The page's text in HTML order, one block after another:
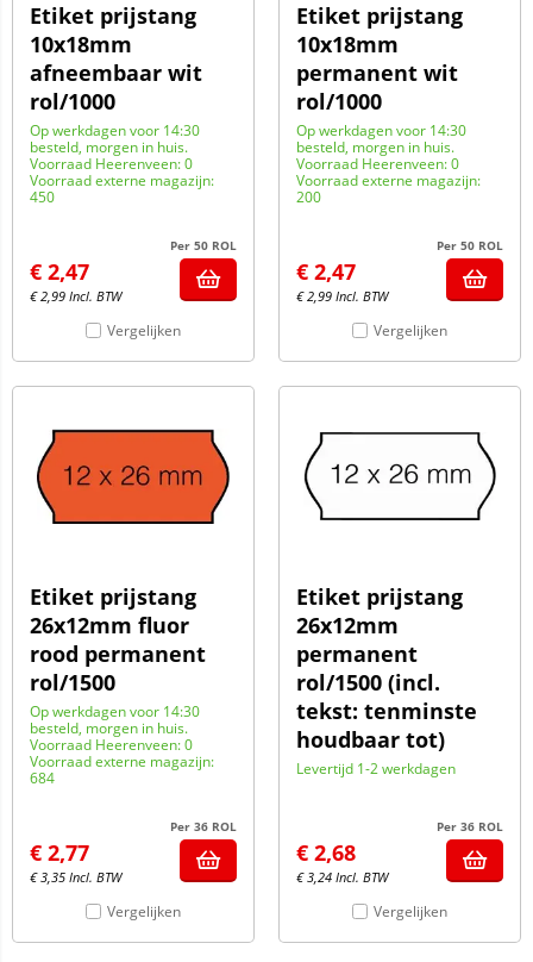
Etiket prijstang
10x18mm
afneembaar wit
rol/1000
Op werkdagen voor 14:30
besteld, morgen in huis.
Voorraad Heerenveen: 0
Voorraad externe magazijn:
450
Per 50 ROL
€ 2,47
€2,99 Incl. BTW
Vergelijken
Etiket prijstang
10x18mm
permanent wit
rol/1000
Op werkdagen voor 14:30
besteld, morgen in huis.
Voorraad Heerenveen: 0
Voorraad externe magazijn:
200
Per 50 ROL
€ 2,47
€2,99 Incl. BTW
Vergelijken
Etiket prijstang
26x12mm fluor
rood permanent
rol/1500
Op werkdagen voor 14:30
besteld, morgen in huis.
Voorraad Heerenveen: 0
Voorraad externe magazijn:
684
Per 36 ROL
€ 2,77
€3,35 Incl. BTW
Vergelijken
Etiket prijstang
26x12mm
permanent
rol/1500 (incl.
tekst: tenminste
houdbaar tot)
Levertijd 1-2 werkdagen
Per 36 ROL
€ 2,68
€3,24 Incl. BTW
Vergelijken